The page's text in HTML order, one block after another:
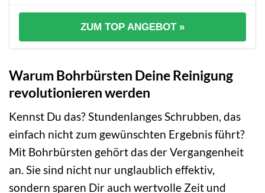
ZUM TOP ANGEBOT »
Warum Bohrbürsten Deine Reinigung
revolutionieren werden
Kennst Du das? Stundenlanges Schrubben, das
einfach nicht zum gewünschten Ergebnis führt?
Mit Bohrbürsten gehört das der Vergangenheit
an. Sie sind nicht nur unglaublich effektiv,
sondern sparen Dir auch wertvolle Zeit und